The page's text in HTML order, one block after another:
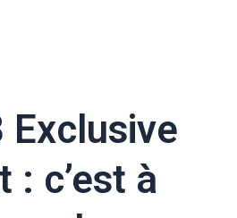
Exclusive
: c’est à